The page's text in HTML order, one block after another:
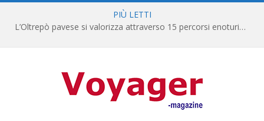
PIÙ LETTI
L’Oltrepò pavese si valorizza attraverso 15 percorsi enoturistici